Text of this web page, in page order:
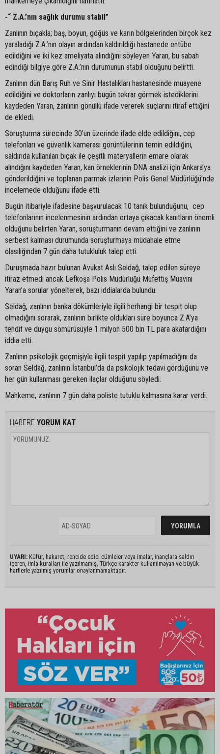
-“ Z.A.’nın sağlık durumu stabil”
Zanlının bıçakla; baş, boyun, göğüs ve karın bölgelerinden birçok kez
yaraladığı Z.A.’nın olayın ardından kaldırıldığı hastanede entübe
edildiğini ve iki kez ameliyata alındığını söyleyen Yaran, bu sabah
edindiği bilgiye göre Z.A.’nın durumunun stabil olduğunu belirtti.
Zanlının dün Barış Ruh ve Sinir Hastalıkları hastanesinde muayene
edildiğini ve doktorların zanlıyı bugün tekrar görmek istediklerini
kaydeden Yaran, zanlının gönüllü ifade vererek suçlarını itiraf ettiğini
de ekledi.
Soruşturma sürecinde 30’un üzerinde ifade elde edildiğini, cep
telefonları ve güvenlik kamerası görüntülerinin temin edildiğini,
saldırıda kullanılan bıçak ile çeşitli materyallerin emare olarak
alındığını kaydeden Yaran, kan örneklerinin DNA analizi için Ankara’ya
gönderildiğini ve toplanan parmak izlerinin Polis Genel Müdürlüğü’nde
incelemede olduğunu ifade etti.
Bugün itibariyle ifadesine başvurulacak 10 tanık bulunduğunu, cep
telefonlarının incelenmesinin ardından ortaya çıkacak kanıtların önemli
olduğunu belirten Yaran, soruşturmanın devam ettiğini ve zanlının
serbest kalması durumunda soruşturmaya müdahale etme
olasılığından 7 gün daha tutukluluk talep etti.
Duruşmada hazır bulunan Avukat Aslı Seldağ, talep edilen süreye
itiraz etmedi ancak Lefkoşa Polis Müdürlüğü Müfettiş Muavini
Yaran’a sorular yönelterek, bazı iddialarda bulundu.
Seldağ, zanlının banka dökümleriyle ilgili herhangi bir tespit olup
olmadığını sorarak, zanlının birlikte oldukları süre boyunca Z.A’ya
tehdit ve duygu sömürüsüyle 1 milyon 500 bin TL para akatardığını
iddia etti.
Zanlının psikolojik geçmişiyle ilgili tespit yapılıp yapılmadığını da
soran Seldağ, zanlının İstanbul’da da psikolojik tedavi gördüğünü ve
her gün kullanması gereken ilaçlar olduğunu söyledi.
Mahkeme, zanlının 7 gün daha poliste tutuklu kalmasına karar verdi.
HABERE YORUM KAT
UYARI: Küfür, hakaret, rencide edici cümleler veya imalar, inançlara saldırı
içeren, imla kuralları ile yazılmamış, Türkçe karakter kullanılmayan ve büyük
harflerle yazılmış yorumlar onaylanmamaktadır.